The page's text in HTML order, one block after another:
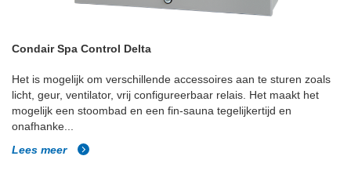
Condair Spa Control Delta
Het is mogelijk om verschillende accessoires aan te sturen zoals
licht, geur, ventilator, vrij configureerbaar relais. Het maakt het
mogelijk een stoombad en een fin-sauna tegelijkertijd en
onafhanke...
Lees meer